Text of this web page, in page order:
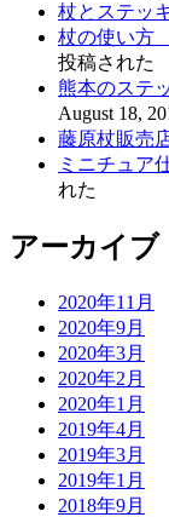
杖とステッ
杖の使い方
投稿された
熊本のステ
August 18,
藤原杖販売
ミニチュア
れた
アーカイブ
2020年11月
2020年9月
2020年3月
2020年2月
2020年1月
2019年4月
2019年3月
2019年1月
2018年9月